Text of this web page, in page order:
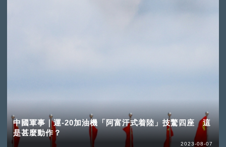
中國軍事｜運-20加油機「阿富汗式着陸」技驚四座 這
是甚麼動作？
2023-08-07